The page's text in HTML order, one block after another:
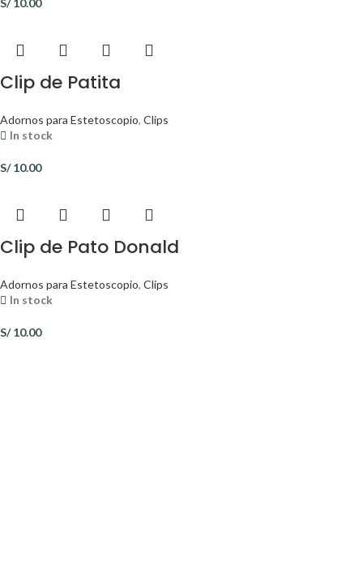
S/10.00
Clip de Patita
Adornos para Estetoscopio, Clips
In stock
S/10.00
Clip de Pato Donald
Adornos para Estetoscopio, Clips
In stock
S/10.00